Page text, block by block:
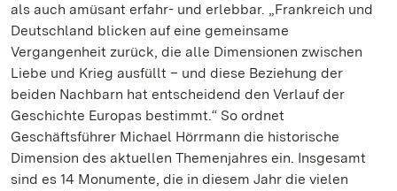
als auch amüsant erfahr- und erlebbar. „Frankreich und
Deutschland blicken auf eine gemeinsame
Vergangenheit zurück, die alle Dimensionen zwischen
Liebe und Krieg ausfüllt – und diese Beziehung der
beiden Nachbarn hat entscheidend den Verlauf der
Geschichte Europas bestimmt.“ So ordnet
Geschäftsführer Michael Hörrmann die historische
Dimension des aktuellen Themenjahres ein. Insgesamt
sind es 14 Monumente, die in diesem Jahr die vielen